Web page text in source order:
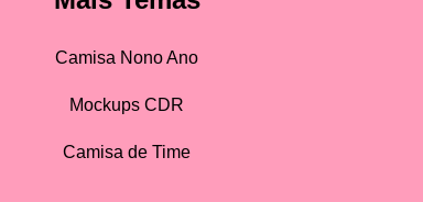
Camisa Nono Ano
Mockups CDR
Camisa de Time